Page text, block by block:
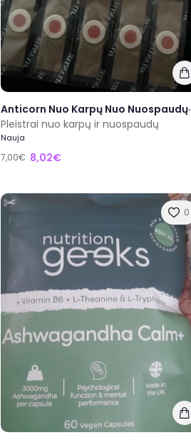
Anticorn Nuo Karpų Nuo Nuospaudų·
Pleistrai nuo karpų ir nuospaudų
Nauja
7,00€ 8,02€
0